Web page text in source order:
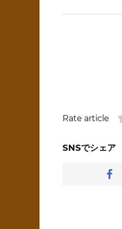
Rate article
SNSでシェア